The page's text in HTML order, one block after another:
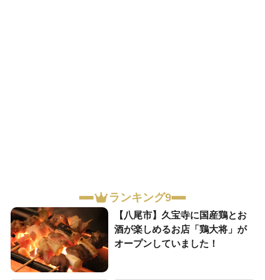
ランキング9
【八尾市】久宝寺に国産鶏とお
酒が楽しめるお店「鶏大将」が
オープンしていました！